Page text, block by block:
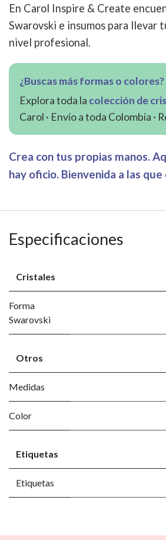
En Carol Inspire & Create
Swarovski e insumos para llevar
nivel profesional.
¿Buscas más formas o colores?
Explora toda la colección de
Carol · Envío a toda Colombia ·
Crea con tus propias manos.
hay oficio. Bienvenida a las que
Especificaciones
Cristales
Forma
Swarovski
Otros
Medidas
Color
Etiquetas
Etiquetas